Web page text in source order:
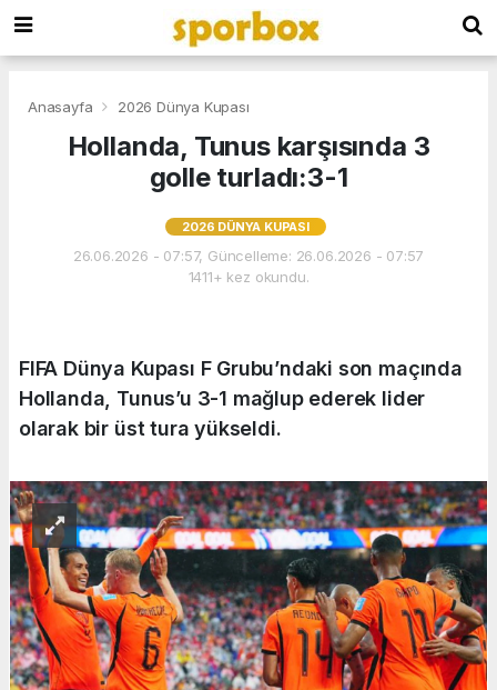
Anasayfa 2026 Dünya Kupası
Hollanda, Tunus karşısında 3
golle turladı:3-1
2026 DÜNYA KUPASI
26.06.2026 - 07:57, Güncelleme: 26.06.2026 - 07:57
1411+ kez okundu.
FIFA Dünya Kupası F Grubu’ndaki son maçında
Hollanda, Tunus’u 3-1 mağlup ederek lider
olarak bir üst tura yükseldi.